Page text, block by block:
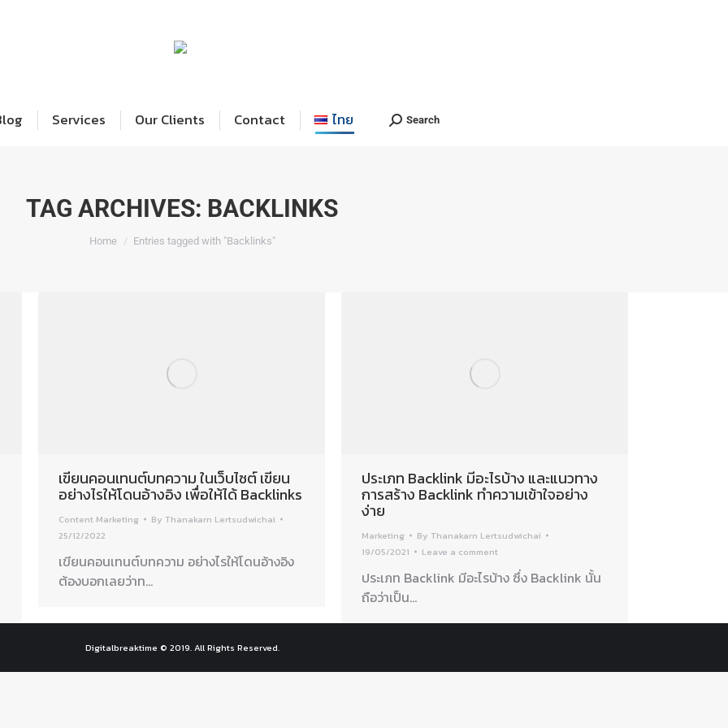
Services Our Clients Contact ไทย Search
TAG ARCHIVES: BACKLINKS
You are here:
Home Entries tagged with "Backlinks"
เขียนคอนเทนต์บทความ ในเว็บไซต์ เขียน
อย่างไรให้โดนอ้างอิง เพื่อให้ได้ Backlinks
Content Marketing By Thanakarn Lertsudwichai
25/12/2022
เขียนคอนเทนต์บทความ อย่างไรให้โดนอ้างอิง
ต้องบอกเลยว่าท…
ประเภท Backlink มีอะไรบ้าง และแนวทาง
การสร้าง Backlink ทำความเข้าใจอย่าง
ง่าย
Marketing By Thanakarn Lertsudwichai
19/05/2021
Leave a comment
ประเภท Backlink มีอะไรบ้าง ซึ่ง Backlink นั้น
ถือว่าเป็น…
Digitalbreaktime © 2019. All Rights Reserved.